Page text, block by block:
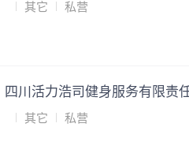
其它 私营
四川活力浩司健身服务有限责
其它 私营